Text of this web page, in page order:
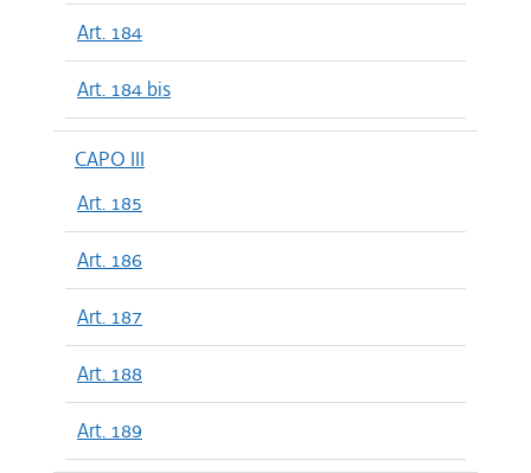
Art. 184
Art. 184 bis
CAPO III
Art. 185
Art. 186
Art. 187
Art. 188
Art. 189